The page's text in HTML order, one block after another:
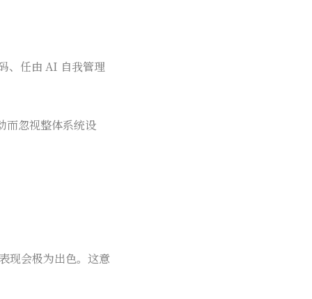
、任由 AI 自我管理
而忽视整体系统设
现会极为出色。这意